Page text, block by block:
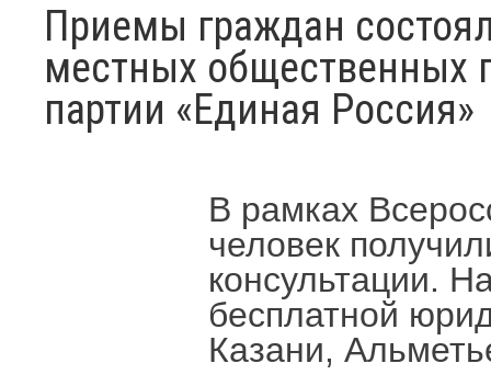
Приемы граждан
местных общественных
партии «Единая Россия»
В рамках
человек
консультации.
бесплатной
Казани,